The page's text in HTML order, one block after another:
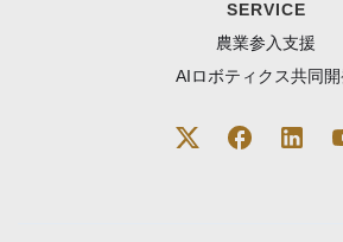
SERVICE
農業参入支援
AIロボティクス共同開